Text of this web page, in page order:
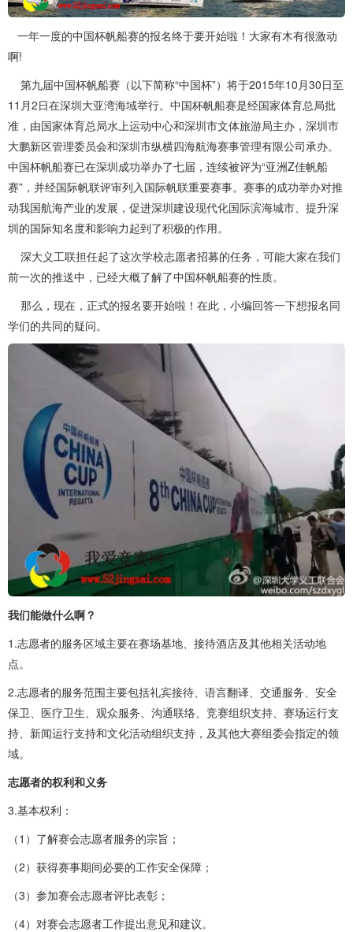
一年一度的中国杯帆船赛的报名终于要开始啦！大家有木有很激动
啊!
第九届中国杯帆船赛（以下简称“中国杯”）将于2015年10月30日至
11月2日在深圳大亚湾海域举行。中国杯帆船赛是经国家体育总局批
准，由国家体育总局水上运动中心和深圳市文体旅游局主办，深圳市
大鹏新区管理委员会和深圳市纵横四海航海赛事管理有限公司承办。
中国杯帆船赛已在深圳成功举办了七届，连续被评为“亚洲Z佳帆船
赛”，并经国际帆联评审列入国际帆联重要赛事。赛事的成功举办对推
动我国航海产业的发展，促进深圳建设现代化国际滨海城市、提升深
圳的国际知名度和影响力起到了积极的作用。
深大义工联担任起了这次学校志愿者招募的任务，可能大家在我们
前一次的推送中，已经大概了解了中国杯帆船赛的性质。
那么，现在，正式的报名要开始啦！在此，小编回答一下想报名同
学们的共同的疑问。
我们能做什么啊？
1.志愿者的服务区域主要在赛场基地、接待酒店及其他相关活动地
点。
2.志愿者的服务范围主要包括礼宾接待、语言翻译、交通服务、安全
保卫、医疗卫生、观众服务、沟通联络、竞赛组织支持、赛场运行支
持、新闻运行支持和文化活动组织支持，及其他大赛组委会指定的领
域。
志愿者的权利和义务
3.基本权利：
（1）了解赛会志愿者服务的宗旨；
（2）获得赛事期间必要的工作安全保障；
（3）参加赛会志愿者评比表彰；
（4）对赛会志愿者工作提出意见和建议。